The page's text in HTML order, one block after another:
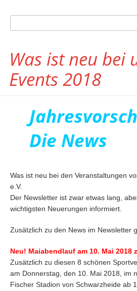
Was ist neu bei
Events 2018
Die News
Was ist neu bei den Veranstaltungen
e.V.
Der Newsletter ist zwar etwas lang,
wichtigsten Neuerungen informiert.
Zusätzlich zu den News im Newsletter
Neu! Maiabendlauf am 10. Mai 2018
Zusätzlich zu diesen 8 schönen
am Donnerstag, den 10. Mai 2018, im
Fischer Stadion von Schwarzheide ab